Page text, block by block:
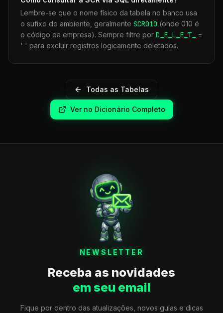
Lembre-se que o nome físico da tabela no banco usa
o sufixo do ambiente, geralmente SCR010 (onde 010 é
o código da empresa). Sempre filtre por D_E_L_E_T_
=
' ' para excluir registros logicamente deletados.
Todas as Tabelas
Ver no Dicionário Completo
NEWSLETTER
Receba as novidades
em seu email
Fique por dentro das atualizações, novos guias e dicas